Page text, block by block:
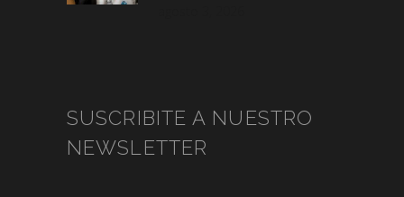
SUSCRIBITE A NUESTRO
NEWSLETTER